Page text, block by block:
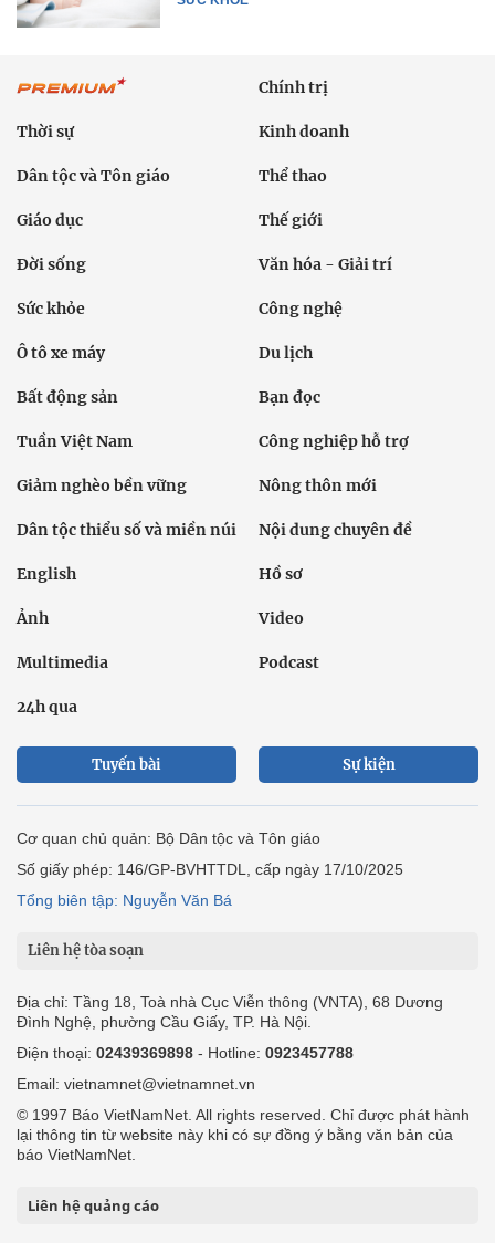
Chính trị
Thời sự Kinh doanh
Dân tộc và Tôn giáo Thể thao
Giáo dục Thế giới
Đời sống Văn hóa - Giải trí
Sức khỏe Công nghệ
Ô tô xe máy Du lịch
Bất động sản Bạn đọc
Tuần Việt Nam Công nghiệp hỗ trợ
Giảm nghèo bền vững Nông thôn mới
Dân tộc thiểu số và miền núi Nội dung chuyên đề
English Hồ sơ
Ảnh Video
Multimedia Podcast
24h qua
Tuyến bài Sự kiện
Cơ quan chủ quản: Bộ Dân tộc và Tôn giáo
Số giấy phép: 146/GP-BVHTTDL, cấp ngày 17/10/2025
Tổng biên tập: Nguyễn Văn Bá
Liên hệ tòa soạn
Địa chỉ: Tầng 18, Toà nhà Cục Viễn thông (VNTA), 68 Dương
Đình Nghệ, phường Cầu Giấy, TP. Hà Nội.
Điện thoại: 02439369898 - Hotline: 0923457788
Email: vietnamnet@vietnamnet.vn
© 1997 Báo VietNamNet. All rights reserved. Chỉ được phát hành
lại thông tin từ website này khi có sự đồng ý bằng văn bản của
báo VietNamNet.
Liên hệ quảng cáo